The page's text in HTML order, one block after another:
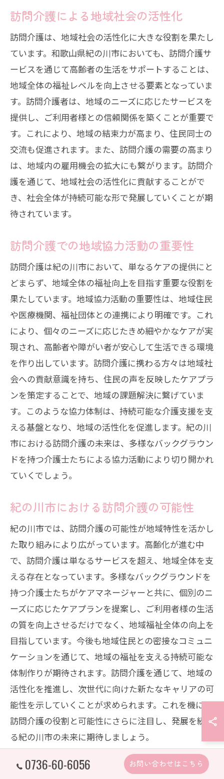
訪問介護による地域社会の活性化
訪問介護は、地域社会の活性化に大きな役割を果たし
ています。和歌山県紀の川市においても、訪問介護サ
ービスを通じて高齢者の生活をサポートすることは、
地域全体の福祉レベルを向上させる要素となっていま
す。訪問介護者は、地域のニーズに応じたサービスを
提供し、ご利用者様との信頼関係を築くことが重要で
す。これにより、地域の結束力が高まり、住民同士の
交流も促進されます。また、訪問介護の需要の高まり
は、地域内の雇用機会の拡大にも繋がります。訪問介
護を通じて、地域社会の活性化に貢献することがで
き、社会全体が持続可能な形で発展していくことが期
待されています。
訪問介護での地域協力活動の重要性
訪問介護は紀の川市において、単なるケアの提供にと
どまらず、地域全体の福祉向上を目指す重要な役割を
果たしています。地域協力活動の重要性は、地域住民
や医療機関、福祉団体との連携により明確です。これ
により、個々のニーズに応じたきめ細やかなケアが実
現され、高齢者や障がい者が安心して生活できる環境
を作り出しています。訪問介護に携わる方々は地域社
会への貢献意識を持ち、住民の声を反映したケアプラ
ンを策定することで、地域の課題解決に繋げていま
す。このような協力体制は、持続可能な介護支援を支
える基盤となり、地域の活性化を促進します。紀の川
市における訪問介護の未来は、多様なバックグラウン
ドを持つ介護士たちによる協力活動により切り開かれ
ていくでしょう。
紀の川市における訪問介護の可能性
紀の川市では、訪問介護の可能性が地域特性を活かし
た取り組みにより広がっています。高齢化が進む中
で、訪問介護は単なるサービスを超え、地域全体を支
える存在となっています。多様なバックグラウンドを
持つ介護士たちがケアマネージャーと共に、個別のニ
ーズに応じたケアプランを提案し、ご利用者様の生活
の質を向上させるだけでなく、地域福祉全体の向上を
目指しています。今後も地域住民との密接なコミュニ
ケーションを通じて、地域の福祉を支える持続可能な
体制作りが期待されます。訪問介護を通じて、地域の
活性化を推進し、次世代に向けた新たなキャリアの可
能性を示していくことが求められます。これを機に、
訪問介護の役割と可能性にさらに注目し、発展を続け
る紀の川市の未来に期待しましょう。
0736-60-6056 お問い合わせはこちら